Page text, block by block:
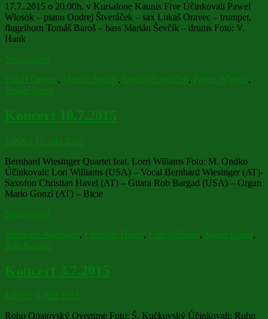
17.7..2015 o 20.00h. v Kursalone Kaunis Five Účinkovali Pawel
Wlosok – piano Ondrej Štveráček – sax Lukaš Oravec – trumpet,
flugelhorn Tomáš Baroš – bass Marián Ševčík – drums Foto: V.
Hank
Nezaradené
Lukaš Oravec, Marián Ševčík, Ondrej Štveráček, Pawel Wlosok,
Tomáš Baroš
Koncert 10.7.2015
JaPiKu 11. júla 2015
Bernhard Wiesinger Quartet feat. Lorri Wiliams Foto: M. Ondko
Účinkovali: Lori Williams (USA) – Vocal Bernhard Wiesinger (AT)-
Saxofon Christian Havel (AT) – Gitara Rob Bargad (USA) – Organ
Mario Gonzi (AT) – Bicie
Nezaradené
Bernhard Wiesinger, Christian Havel, Lori Williams, Mario Gonzi,
Rob Bargad
Koncert 3.7.2015
JaPiKu 4. júla 2015
Robo Opatovský Overtime Foto: Š. Kučkovský Účinkovali: Robo